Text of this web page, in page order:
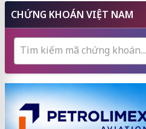
CHỨNG KHOÁN VIỆT NAM
Tìm kiếm mã chứng khoán...